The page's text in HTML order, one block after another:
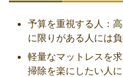
予算を重視する人：
に限りがある人には
軽量なマットレスを
掃除を楽にしたい人